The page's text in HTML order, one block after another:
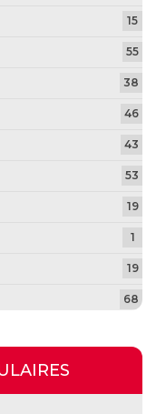
15
55
38
46
43
53
19
1
19
68